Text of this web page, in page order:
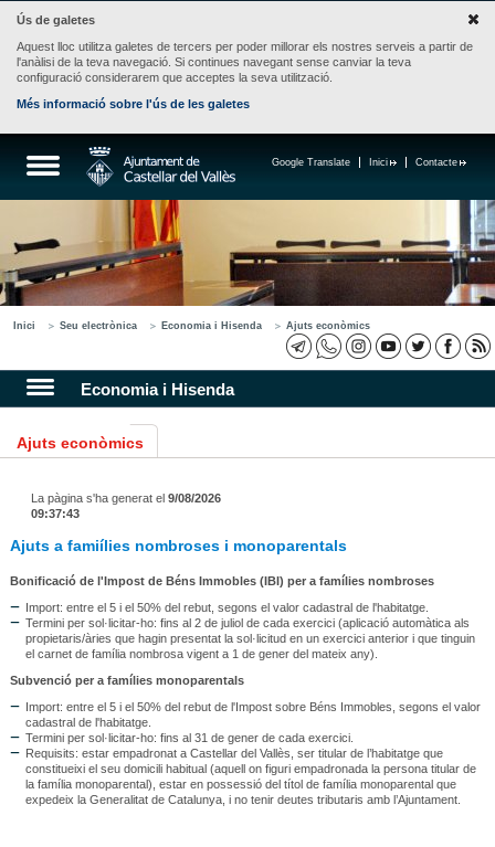
Ús de galetes
Aquest lloc utilitza galetes de tercers per poder millorar els nostres serveis a partir de
l'anàlisi de la teva navegació. Si continues navegant sense canviar la teva
configuració considerarem que acceptes la seva utilització.
Més informació sobre l'ús de les galetes
Contacte
Inici
Google Translate
Inici Seu electrònica Economia i Hisenda Ajuts econòmics
Economia i Hisenda
Ajuts econòmics
La pàgina s'ha generat el 9/08/2026
09:37:43
Ajuts a famiílies nombroses i monoparentals
Bonificació de l'Impost de Béns Immobles (IBI) per a famílies nombroses
Import: entre el 5 i el 50% del rebut, segons el valor cadastral de l'habitatge.
Termini per sol·licitar-ho: fins al 2 de juliol de cada exercici (aplicació automàtica als
propietaris/àries que hagin presentat la sol·licitud en un exercici anterior i que tinguin
el carnet de família nombrosa vigent a 1 de gener del mateix any).
Subvenció per a famílies monoparentals
Import: entre el 5 i el 50% del rebut de l'Impost sobre Béns Immobles, segons el valor
cadastral de l'habitatge.
Termini per sol·licitar-ho: fins al 31 de gener de cada exercici.
Requisits: estar empadronat a Castellar del Vallès, ser titular de l’habitatge que
constitueixi el seu domicili habitual (aquell on figuri empadronada la persona titular de
la família monoparental), estar en possessió del títol de família monoparental que
expedeix la Generalitat de Catalunya, i no tenir deutes tributaris amb l’Ajuntament.